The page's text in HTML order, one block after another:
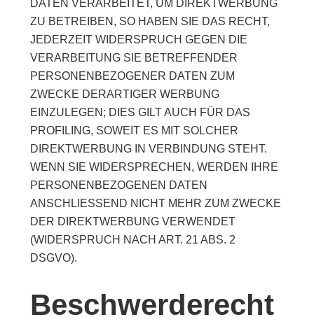
DATEN VERARBEITET, UM DIREKTWERBUNG
ZU BETREIBEN, SO HABEN SIE DAS RECHT,
JEDERZEIT WIDERSPRUCH GEGEN DIE
VERARBEITUNG SIE BETREFFENDER
PERSONENBEZOGENER DATEN ZUM
ZWECKE DERARTIGER WERBUNG
EINZULEGEN; DIES GILT AUCH FÜR DAS
PROFILING, SOWEIT ES MIT SOLCHER
DIREKTWERBUNG IN VERBINDUNG STEHT.
WENN SIE WIDERSPRECHEN, WERDEN IHRE
PERSONENBEZOGENEN DATEN
ANSCHLIESSEND NICHT MEHR ZUM ZWECKE
DER DIREKTWERBUNG VERWENDET
(WIDERSPRUCH NACH ART. 21 ABS. 2
DSGVO).
Beschwerderecht